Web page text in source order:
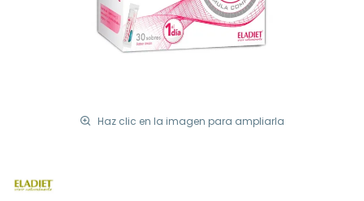
Haz clic en la imagen para ampliarla